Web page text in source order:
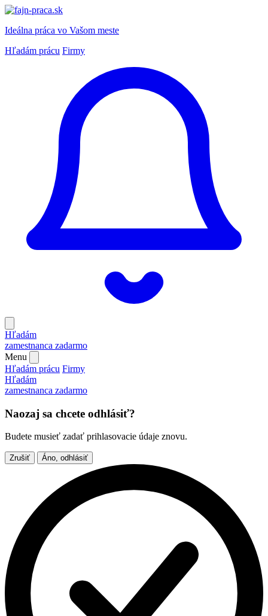
Ideálna práca vo Vašom meste
Hľadám prácu Firmy
Hľadám
zamestnanca zadarmo
Menu
Hľadám prácu Firmy
Hľadám
zamestnanca zadarmo
Naozaj sa chcete odhlásiť?
Budete musieť zadať prihlasovacie údaje znovu.
Zrušiť Áno, odhlásiť